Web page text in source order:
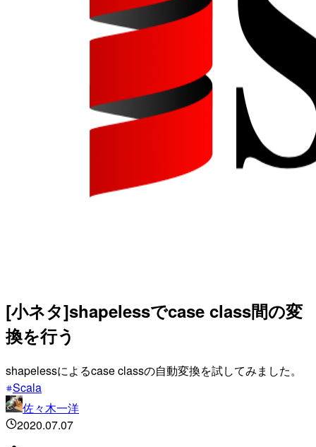
[小ネタ]shapelessでcase class間の変
換を行う
shapelessによるcase classの自動変換を試してみました。
Scala
佐々木一洋
2020.07.07